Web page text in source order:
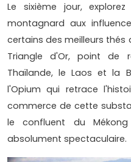
Le sixième jour,
montagnard aux
certains des meilleurs thés
Triangle d'Or, point de
Thaïlande, le Laos et la
l'Opium qui retrace
commerce de cette
le confluent du
absolument spectaculaire.